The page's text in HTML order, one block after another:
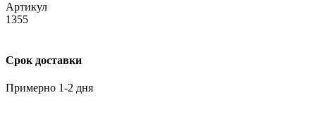
Артикул
1355
Срок доставки
Примерно 1-2 дня